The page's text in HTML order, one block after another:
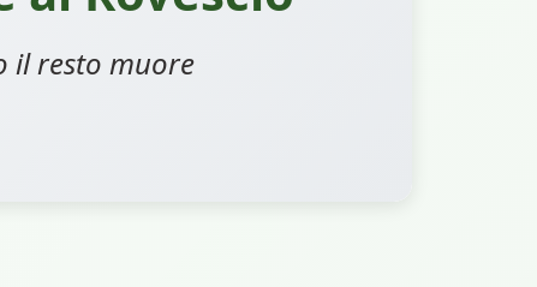
il resto muore